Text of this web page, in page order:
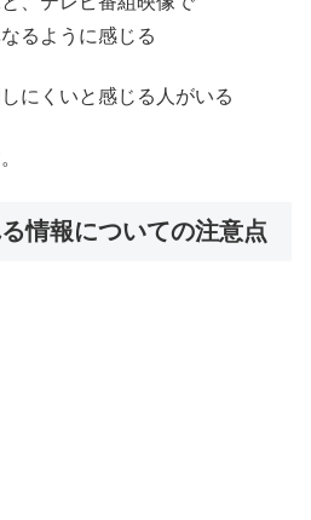
るように感じる
にくいと感じる人がいる
情報についての注意点